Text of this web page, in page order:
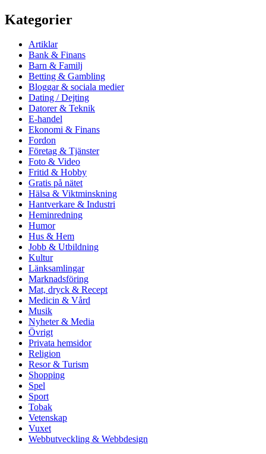
Kategorier
Artiklar
Bank & Finans
Barn & Familj
Betting & Gambling
Bloggar & sociala medier
Dating / Dejting
Datorer & Teknik
E-handel
Ekonomi & Finans
Fordon
Företag & Tjänster
Foto & Video
Fritid & Hobby
Gratis på nätet
Hälsa & Viktminskning
Hantverkare & Industri
Heminredning
Humor
Hus & Hem
Jobb & Utbildning
Kultur
Länksamlingar
Marknadsföring
Mat, dryck & Recept
Medicin & Vård
Musik
Nyheter & Media
Övrigt
Privata hemsidor
Religion
Resor & Turism
Shopping
Spel
Sport
Tobak
Vetenskap
Vuxet
Webbutveckling & Webbdesign